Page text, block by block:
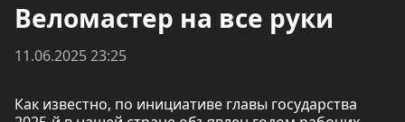
Веломастер на все руки
11.06.2025 23:25
Как известно, по инициативе главы государства